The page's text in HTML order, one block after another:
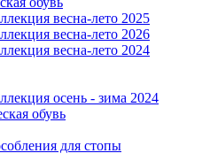
весна-лето 2025
весна-лето 2026
весна-лето 2024
осень - зима 2024
обувь
для стопы